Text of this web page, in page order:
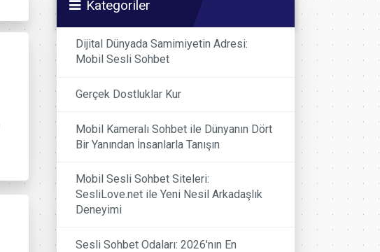
Kategoriler
Dijital Dünyada Samimiyetin Adresi:
Mobil Sesli Sohbet
Gerçek Dostluklar Kur
Mobil Kameralı Sohbet ile Dünyanın Dört
Bir Yanından İnsanlarla Tanışın
Mobil Sesli Sohbet Siteleri:
SesliLove.net ile Yeni Nesil Arkadaşlık
Deneyimi
Sesli Sohbet Odaları: 2026'nın En